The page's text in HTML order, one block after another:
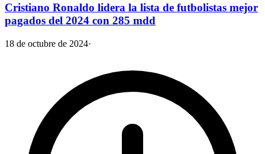
Cristiano Ronaldo lidera la lista de futbolistas mejor
pagados del 2024 con 285 mdd
18 de octubre de 2024·